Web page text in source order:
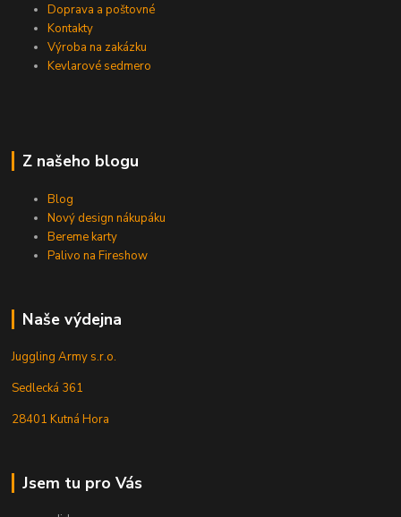
Doprava a poštovné
Kontakty
Výroba na zakázku
Kevlarové sedmero
Z našeho blogu
Blog
Nový design nákupáku
Bereme karty
Palivo na Fireshow
Naše výdejna
Juggling Army s.r.o.
Sedlecká 361
28401 Kutná Hora
Jsem tu pro Vás